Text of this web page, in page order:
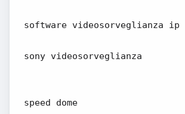
software videosorveglianza ip
sony videosorveglianza
speed dome